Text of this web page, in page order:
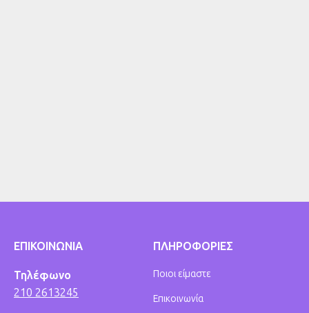
ΕΠΙΚΟΙΝΩΝΙΑ
Τηλέφωνο
210 2613245
ΠΛΗΡΟΦΟΡΙΕΣ
Ποιοι είμαστε
Επικοινωνία